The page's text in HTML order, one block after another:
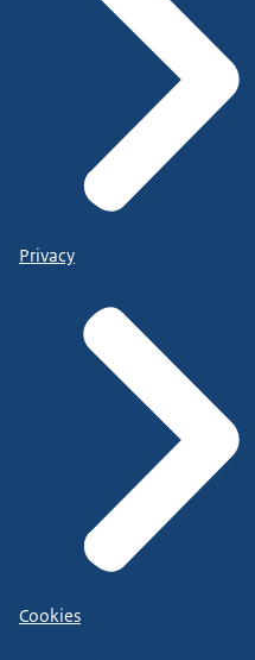
Privacy
Cookies